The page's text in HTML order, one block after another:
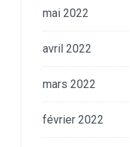
mai 2022
avril 2022
mars 2022
février 2022